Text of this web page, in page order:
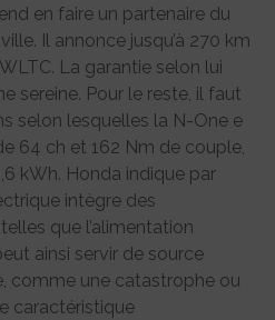
en faire un partenaire du
Il annonce jusqu’à 270 km
La garantie selon lui
sereine. Pour le reste, il faut
selon lesquelles la N-One e
64 ch et 162 Nm de couple,
kWh. Honda indique par
intègre des
que l’alimentation
ainsi servir de source
comme une catastrophe ou
caractéristique